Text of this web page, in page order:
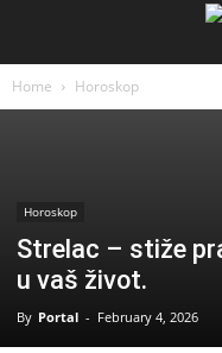
Home Horoskop
Horoskop
Strelac – stiže
u vaš život.
By Portal - February 4, 2026